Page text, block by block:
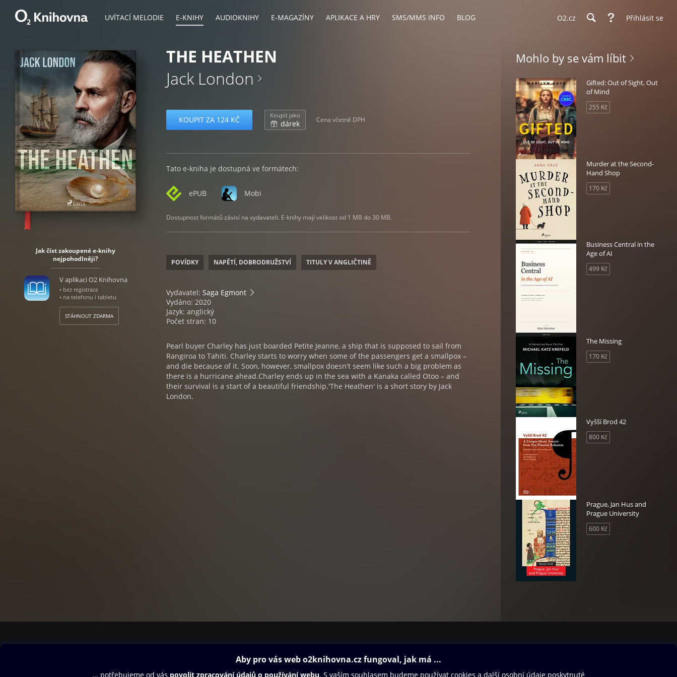
UVÍTACÍ MELODIE E-KNIHY AUDIOKNIHY E-MAGAZÍNY APLIKACE A HRY SMS/MMS INFO BLOG O2.cz Přihlásit se
Jak číst zakoupené e-knihy
nejpohodlněji?
V aplikaci O2 Knihovna
• bez registrace
• na telefonu i tabletu
STÁHNOUT ZDARMA
THE HEATHEN
Jack London
KOUPIT ZA 124 KČ Koupit jako
dárek Cena včetně DPH
Tato e-kniha je dostupná ve formátech:
ePUB Mobi
Dostupnost formátů závisí na vydavateli. E-knihy mají velikost od 1 MB do 30 MB.
POVÍDKY NAPĚTÍ, DOBRODRUŽSTVÍ TITULY V ANGLIČTINĚ
Vydavatel: Saga Egmont
Vydáno: 2020
Jazyk: anglický
Počet stran: 10
Pearl buyer Charley has just boarded Petite Jeanne, a ship that is supposed to sail from
Rangiroa to Tahiti. Charley starts to worry when some of the passengers get a smallpox –
and die because of it. Soon, however, smallpox doesn't seem like such a big problem as
there is a hurricane ahead.Charley ends up in the sea with a Kanaka called Otoo – and
their survival is a start of a beautiful friendship.'The Heathen' is a short story by Jack
London.
Mohlo by se vám líbit
Gifted: Out of Sight, Out
of Mind
255 Kč
Murder at the Second-
Hand Shop
170 Kč
Business Central in the
Age of AI
499 Kč
The Missing
170 Kč
Vyšší Brod 42
800 Kč
Prague, Jan Hus and
Prague University
600 Kč
Aplikace a hry